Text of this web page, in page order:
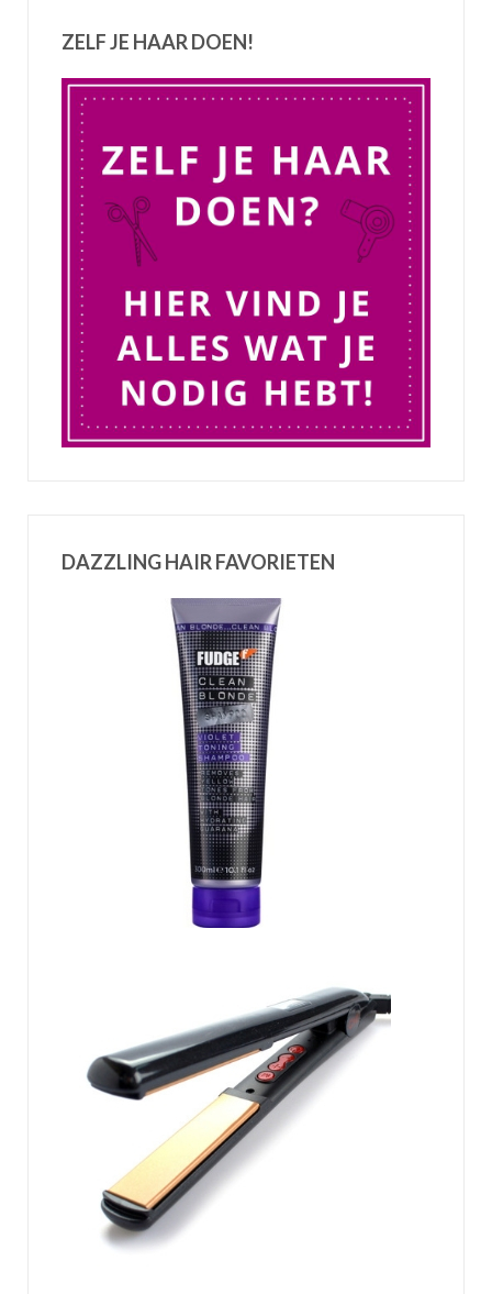
ZELF JE HAAR DOEN!
DAZZLING HAIR FAVORIETEN